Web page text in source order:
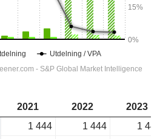
2021 2022
2023
1 444 1 444
1